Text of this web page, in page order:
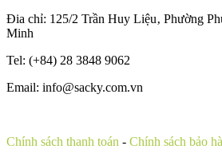
Đia chỉ: 125/2 Trần Huy Liệu‚ Phường
Minh
Tel: (+84) 28 3848 9062
Email: info@sacky.com.vn
Chính sách thanh toán - Chính sách bảo